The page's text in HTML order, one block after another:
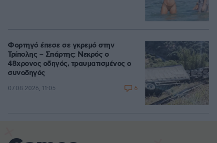
Φορτηγό έπεσε σε γκρεμό στην
Τρίπολης – Σπάρτης: Νεκρός ο
48χρονος οδηγός, τραυματισμένος ο
συνοδηγός
07.08.2026, 11:05 6